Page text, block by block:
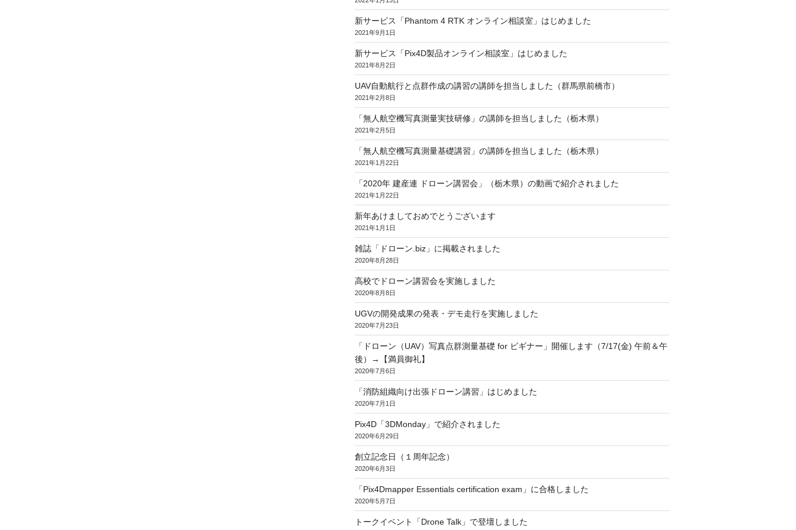
新サービス「Phantom 4 RTK オンライン相談室」はじめました
2021年9月1日
新サービス「Pix4D製品オンライン相談室」はじめました
2021年8月2日
UAV自動航行と点群作成の講習の講師を担当しました（群馬県前橋市）
2021年2月8日
「無人航空機写真測量実技研修」の講師を担当しました（栃木県）
2021年2月5日
「無人航空機写真測量基礎講習」の講師を担当しました（栃木県）
2021年1月22日
「2020年 建産連 ドローン講習会」（栃木県）の動画で紹介されました
2021年1月22日
新年あけましておめでとうございます
2021年1月1日
雑誌「ドローン.biz」に掲載されました
2020年8月28日
高校でドローン講習会を実施しました
2020年8月8日
UGVの開発成果の発表・デモ走行を実施しました
2020年7月23日
「ドローン（UAV）写真点群測量基礎 for ビギナー」開催します（7/17(金) 午前＆午
後）→【満員御礼】
2020年7月6日
「消防組織向け出張ドローン講習」はじめました
2020年7月1日
Pix4D「3DMonday」で紹介されました
2020年6月29日
創立記念日（１周年記念）
2020年6月3日
「Pix4Dmapper Essentials certification exam」に合格しました
2020年5月7日
トークイベント「Drone Talk」で登壇しました